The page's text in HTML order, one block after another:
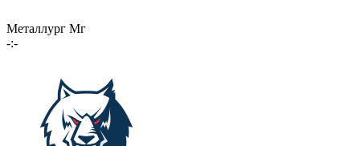
Металлург Мг
-:-